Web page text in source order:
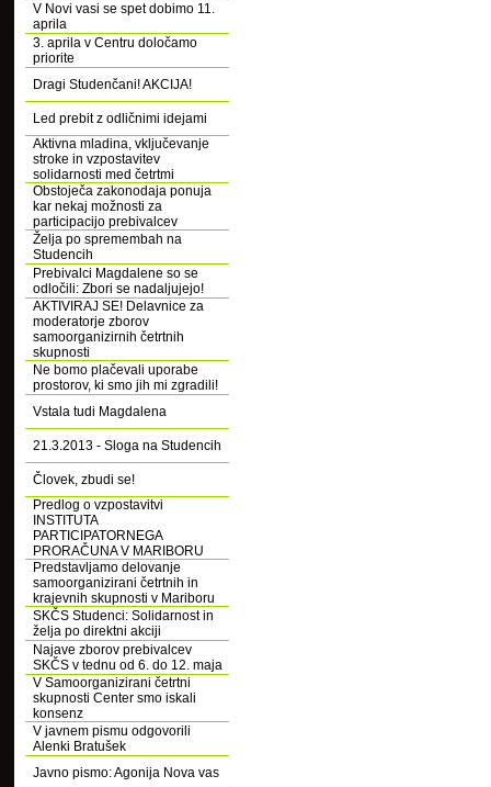
V Novi vasi se spet dobimo 11.
aprila
3. aprila v Centru določamo
priorite
Dragi Studenčani! AKCIJA!
Led prebit z odličnimi idejami
Aktivna mladina, vključevanje
stroke in vzpostavitev
solidarnosti med četrtmi
Obstoječa zakonodaja ponuja
kar nekaj možnosti za
participacijo prebivalcev
Želja po spremembah na
Studencih
Prebivalci Magdalene so se
odločili: Zbori se nadaljujejo!
AKTIVIRAJ SE! Delavnice za
moderatorje zborov
samoorganizirnih četrtnih
skupnosti
Ne bomo plačevali uporabe
prostorov, ki smo jih mi zgradili!
Vstala tudi Magdalena
21.3.2013 - Sloga na Studencih
Človek, zbudi se!
Predlog o vzpostavitvi
INSTITUTA
PARTICIPATORNEGA
PRORAČUNA V MARIBORU
Predstavljamo delovanje
samoorganizirani četrtnih in
krajevnih skupnosti v Mariboru
SKČS Studenci: Solidarnost in
želja po direktni akciji
Najave zborov prebivalcev
SKČS v tednu od 6. do 12. maja
V Samoorganizirani četrtni
skupnosti Center smo iskali
konsenz
V javnem pismu odgovorili
Alenki Bratušek
Javno pismo: Agonija Nova vas